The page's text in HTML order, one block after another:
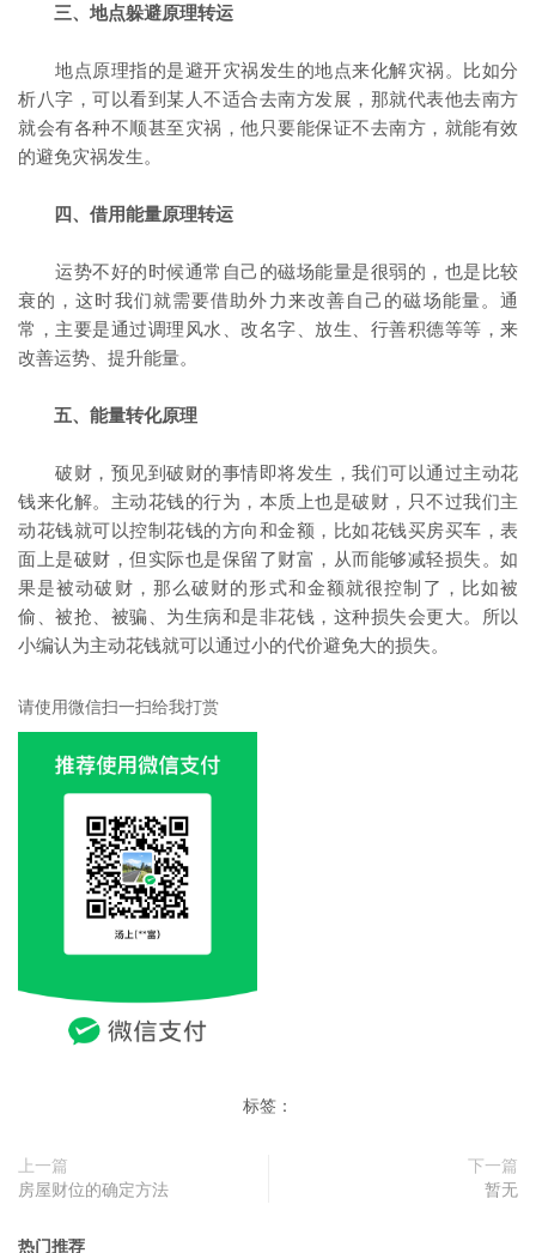
三、地点躲避原理转运
地点原理指的是避开灾祸发生的地点来化解灾祸。比如分
析八字，可以看到某人不适合去南方发展，那就代表他去南方
就会有各种不顺甚至灾祸，他只要能保证不去南方，就能有效
的避免灾祸发生。
四、借用能量原理转运
运势不好的时候通常自己的磁场能量是很弱的，也是比较
衰的，这时我们就需要借助外力来改善自己的磁场能量。通
常，主要是通过调理风水、改名字、放生、行善积德等等，来
改善运势、提升能量。
五、能量转化原理
破财，预见到破财的事情即将发生，我们可以通过主动花
钱来化解。主动花钱的行为，本质上也是破财，只不过我们主
动花钱就可以控制花钱的方向和金额，比如花钱买房买车，表
面上是破财，但实际也是保留了财富，从而能够减轻损失。如
果是被动破财，那么破财的形式和金额就很控制了，比如被
偷、被抢、被骗、为生病和是非花钱，这种损失会更大。所以
小编认为主动花钱就可以通过小的代价避免大的损失。
请使用微信扫一扫给我打赏
标签：
上一篇
房屋财位的确定方法
下一篇
暂无
热门推荐